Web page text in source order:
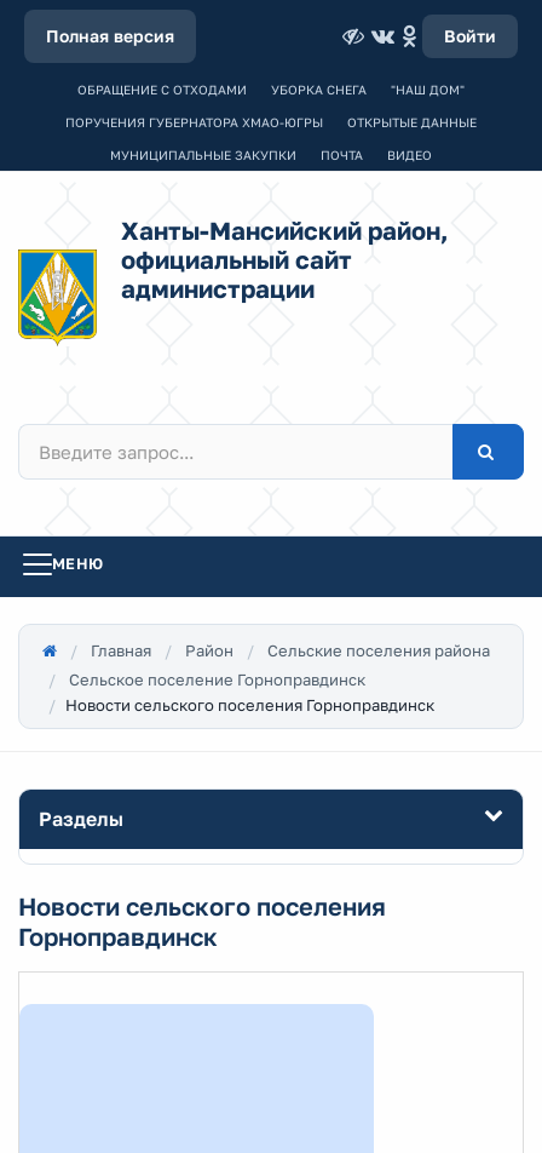
Полная версия Войти
ОБРАЩЕНИЕ С ОТХОДАМИ УБОРКА СНЕГА "НАШ ДОМ"
ПОРУЧЕНИЯ ГУБЕРНАТОРА ХМАО-ЮГРЫ ОТКРЫТЫЕ ДАННЫЕ
МУНИЦИПАЛЬНЫЕ ЗАКУПКИ ПОЧТА ВИДЕО
Ханты-Мансийский район,
официальный сайт
администрации
МЕНЮ
Главная Район
Сельские поселения района
Сельское поселение Горноправдинск
Новости сельского поселения Горноправдинск
Разделы
Новости сельского поселения
Горноправдинск